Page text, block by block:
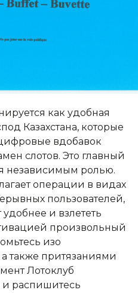
как удобная
Казахстана, которые
вдобавок
слотов. Это главный
независимым ролью.
операции в видах
пользователей,
удобнее и взлететь
произвольный
изо
также притязаниями
Лотоклуб
и распишитесь